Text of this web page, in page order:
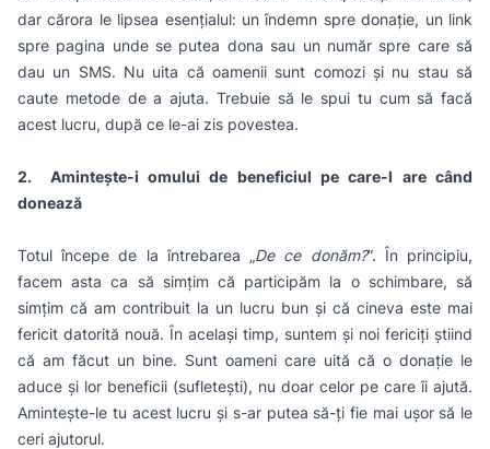
dar cărora le lipsea esențialul: un îndemn spre donație, un link
spre pagina unde se putea dona sau un număr spre care să
dau un SMS. Nu uita că oamenii sunt comozi și nu stau să
caute metode de a ajuta. Trebuie să le spui tu cum să facă
acest lucru, după ce le-ai zis povestea.
2. Amintește-i omului de beneficiul pe care-l are când
donează
Totul începe de la întrebarea „De ce donăm?”. În principiu,
facem asta ca să simțim că participăm la o schimbare, să
simțim că am contribuit la un lucru bun și că cineva este mai
fericit datorită nouă. În același timp, suntem și noi fericiți știind
că am făcut un bine. Sunt oameni care uită că o donație le
aduce și lor beneficii (sufletești), nu doar celor pe care îi ajută.
Amintește-le tu acest lucru și s-ar putea să-ți fie mai ușor să le
ceri ajutorul.